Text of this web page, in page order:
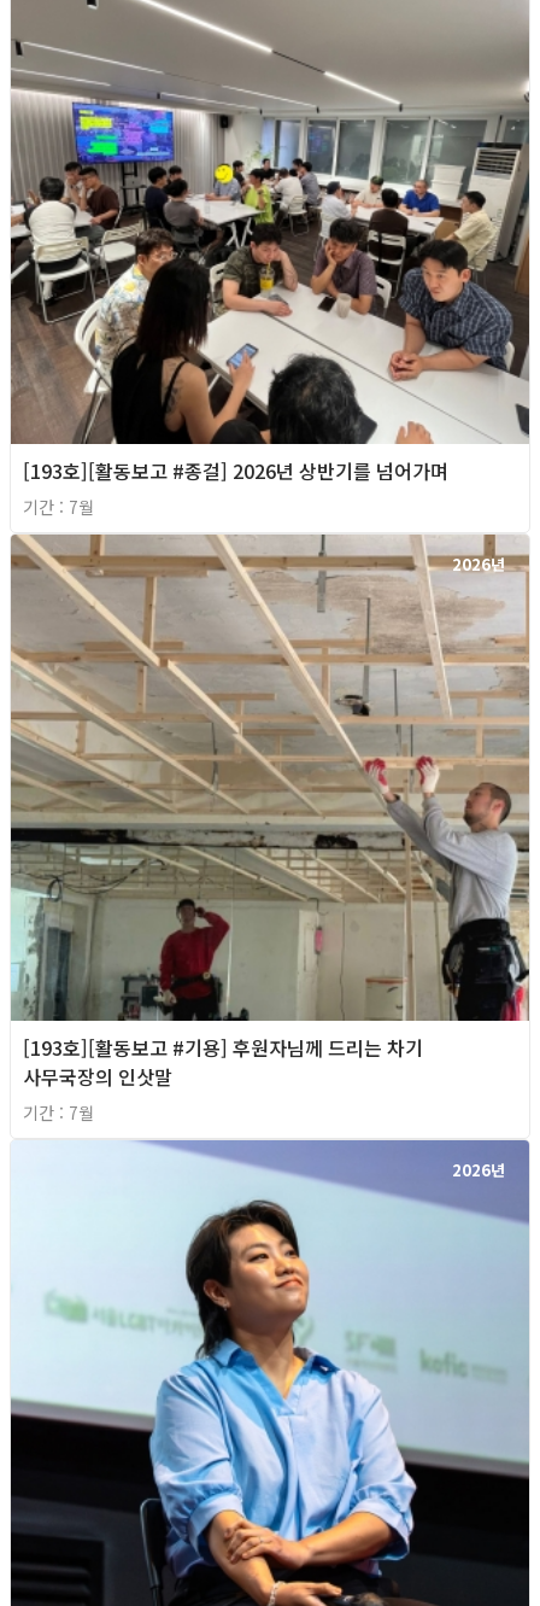
[193호][활동보고 #종걸] 2026년 상반기를 넘어가며
기간 : 7월
2026년
[193호][활동보고 #기용] 후원자님께 드리는 차기
사무국장의 인삿말
기간 : 7월
2026년